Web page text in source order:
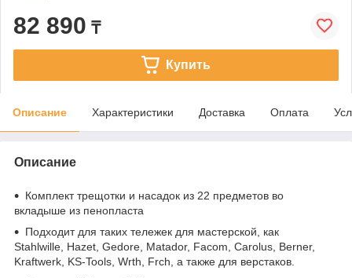
82 890 ₸
Купить
Описание Характеристики Доставка Оплата
Описание
Комплект трещотки и насадок из 22 предметов во
вкладыше из пенопласта
Подходит для таких тележек для мастерской, как
Stahlwille, Hazet, Gedore, Matador, Facom, Carolus, Berner,
Kraftwerk, KS-Tools, Wrth, Frch, а также для верстаков.